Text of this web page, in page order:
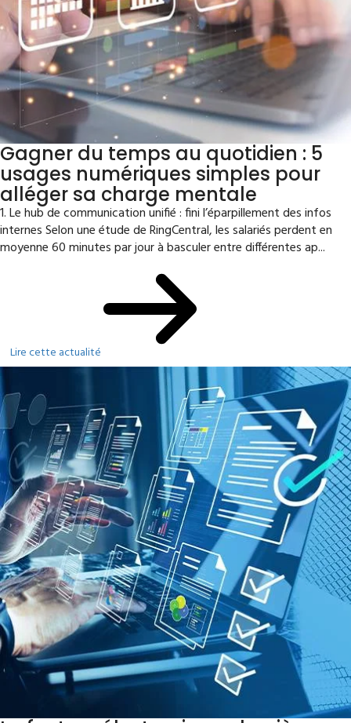
Gagner du temps au quotidien : 5
usages numériques simples pour
alléger sa charge mentale
1. Le hub de communication unifié : fini l’éparpillement des infos
internes Selon une étude de RingCentral, les salariés perdent en
moyenne 60 minutes par jour à basculer entre différentes ap...
Lire cette actualité